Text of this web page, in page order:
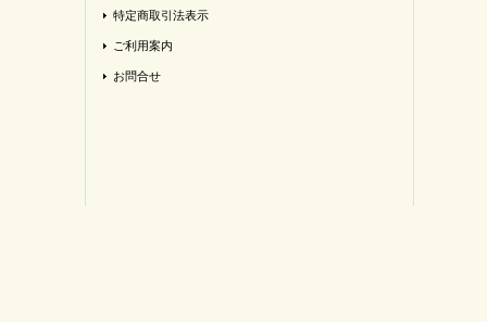
特定商取引法表示
ご利用案内
お問合せ